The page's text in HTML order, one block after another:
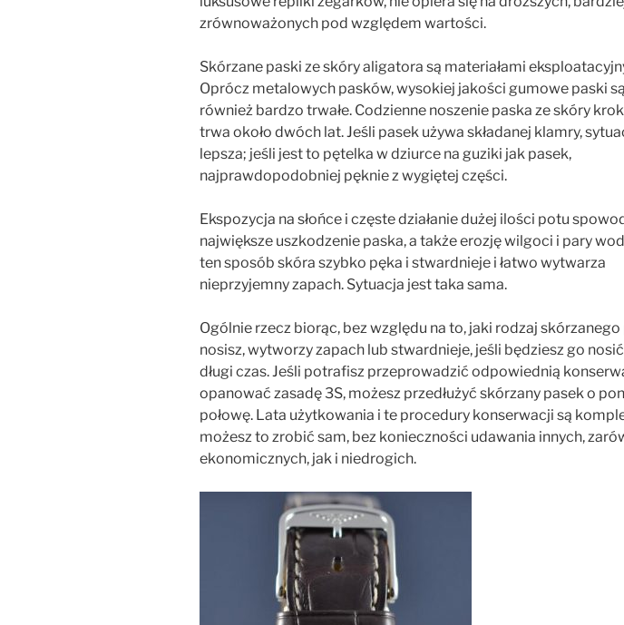
zrównoważonych pod względem wartości.
Skórzane paski ze skóry aligatora są materiałami
Oprócz metalowych pasków, wysokiej jakości gumowe paski są
również bardzo trwałe. Codzienne noszenie paska ze skóry
trwa około dwóch lat. Jeśli pasek używa składanej klamry,
lepsza; jeśli jest to pętelka w dziurce na guziki jak pasek,
najprawdopodobniej pęknie z wygiętej części.
Ekspozycja na słońce i częste działanie dużej ilości potu
największe uszkodzenie paska, a także erozję wilgoci i pary
ten sposób skóra szybko pęka i stwardnieje i łatwo wytwarza
nieprzyjemny zapach. Sytuacja jest taka sama.
Ogólnie rzecz biorąc, bez względu na to, jaki rodzaj skórzanego
nosisz, wytworzy zapach lub stwardnieje, jeśli będziesz go
długi czas. Jeśli potrafisz przeprowadzić odpowiednią
opanować zasadę 3S, możesz przedłużyć skórzany pasek o
połowę. Lata użytkowania i te procedury konserwacji są
możesz to zrobić sam, bez konieczności udawania innych,
ekonomicznych, jak i niedrogich.